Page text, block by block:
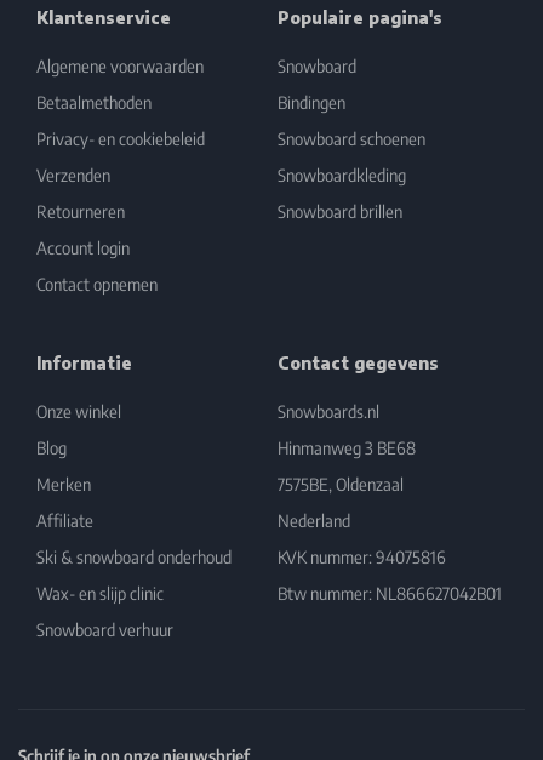
Klantenservice
Algemene voorwaarden
Betaalmethoden
Privacy- en cookiebeleid
Verzenden
Retourneren
Account login
Contact opnemen
Populaire pagina's
Snowboard
Bindingen
Snowboard schoenen
Snowboardkleding
Snowboard brillen
Informatie
Onze winkel
Blog
Merken
Affiliate
Ski & snowboard onderhoud
Wax- en slijp clinic
Snowboard verhuur
Contact gegevens
Snowboards.nl
Hinmanweg 3 BE68
7575BE, Oldenzaal
Nederland
KVK nummer: 94075816
Btw nummer: NL866627042B01